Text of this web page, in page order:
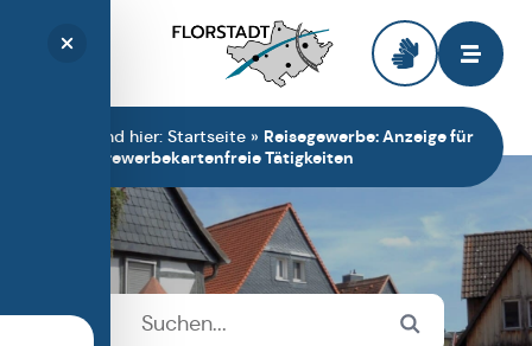
Sie sind hier: Startseite » Reisegewerbe: Anzeige für
reisegewerbekartenfreie Tätigkeiten